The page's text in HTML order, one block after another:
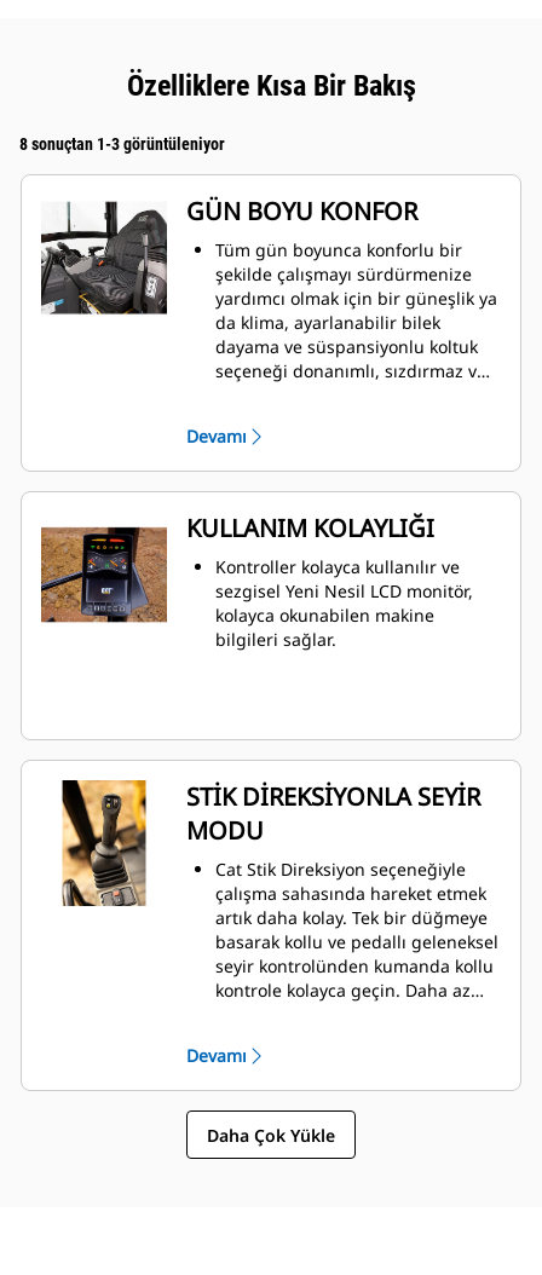
Özelliklere Kısa Bir Bakış
8 sonuçtan 1-3 görüntüleniyor
GÜN BOYU KONFOR
Tüm gün boyunca konforlu bir
şekilde çalışmayı sürdürmenize
yardımcı olmak için bir güneşlik ya
da klima, ayarlanabilir bilek
dayama ve süspansiyonlu koltuk
seçeneği donanımlı, sızdırmaz ve
Devamı
KULLANIM KOLAYLIĞI
Kontroller kolayca kullanılır ve
sezgisel Yeni Nesil LCD monitör,
kolayca okunabilen makine
bilgileri sağlar.
STİK DİREKSİYONLA SEYİR
MODU
Cat Stik Direksiyon seçeneğiyle
çalışma sahasında hareket etmek
artık daha kolay. Tek bir düğmeye
basarak kollu ve pedallı geleneksel
seyir kontrolünden kumanda kollu
kontrole kolayca geçin. Daha az
Devamı
Daha Çok Yükle